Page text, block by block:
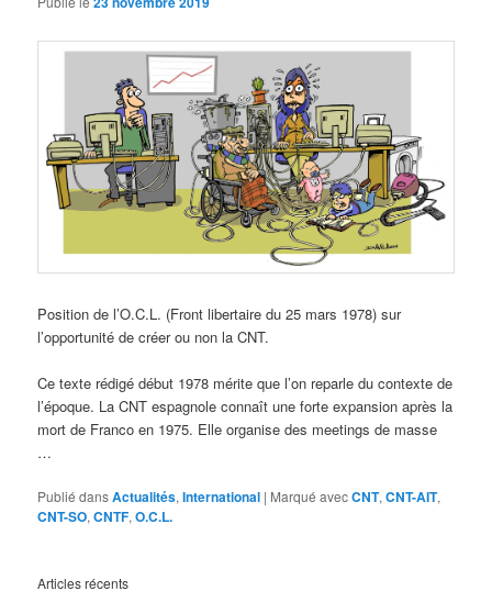
Position de l’O.C.L. (Front libertaire du 25 mars 1978) sur
l’opportunité de créer ou non la CNT.
Ce texte rédigé début 1978 mérite que l’on reparle du contexte de
l’époque. La CNT espagnole connaît une forte expansion après la
mort de Franco en 1975. Elle organise des meetings de masse
…
Publié dansActualités,International | Marqué avecCNT,CNT-AIT,
CNT-SO,CNTF,O.C.L.
Articles récents